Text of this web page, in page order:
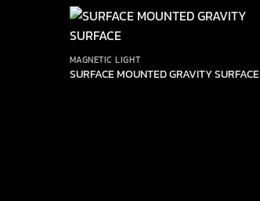
MAGNETIC LIGHT
SURFACE MOUNTED GRAVITY SURFACE